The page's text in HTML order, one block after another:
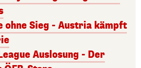
ohne Sieg - Austria kämpft
Auslosung - Der